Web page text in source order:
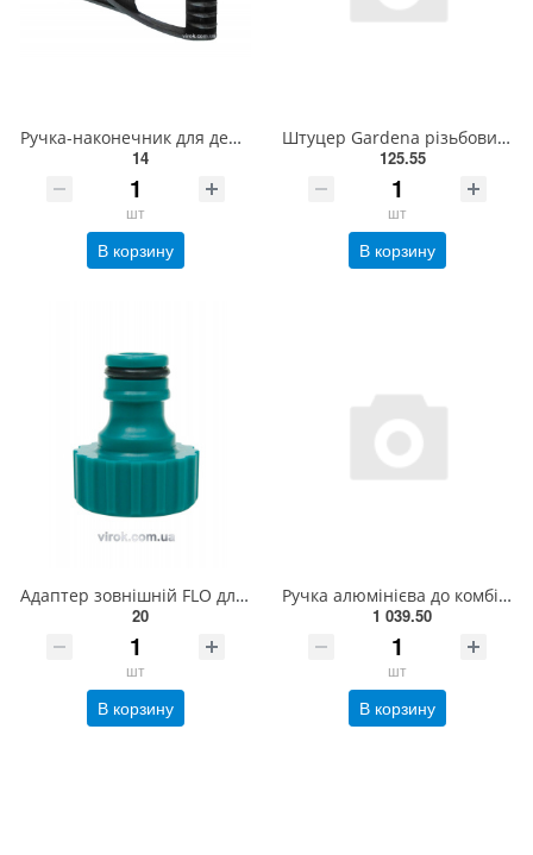
Ручка-наконечник для держака, лопати, діаметр 30 мм, пластмасова Україна 15V501
14
шт
В корзину
Штуцер Gardena різьбовий пластиковий 1/2"(18220-29.000.00)
125.55
шт
В корзину
Адаптер зовнішній FLO для крана 3/4" /ABS/ [250] 89235
20
шт
В корзину
Ручка алюмінієва до комбісистеми GARDENA 130 см(03734-20.000.00)
1 039.50
шт
В корзину